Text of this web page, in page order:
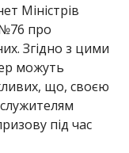
Міністрів
про
Згідно з цими
можуть
що, своєю
під час